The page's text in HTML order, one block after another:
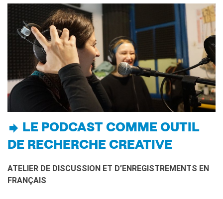
DIPLOMI E TEST
DELF-DALF
Altri test
MEDIATECA
Culturethèque
PERCORSO IN FRANCESE
Attività per la classe
Certificazioni
Formazioni per docenti
Laboratori
Mobilità
Cooperazione
LE PODCAST COMME OUTIL
DE RECHERCHE CREATIVE
ATELIER DE DISCUSSION ET D’ENREGISTREMENTS EN
FRANÇAIS